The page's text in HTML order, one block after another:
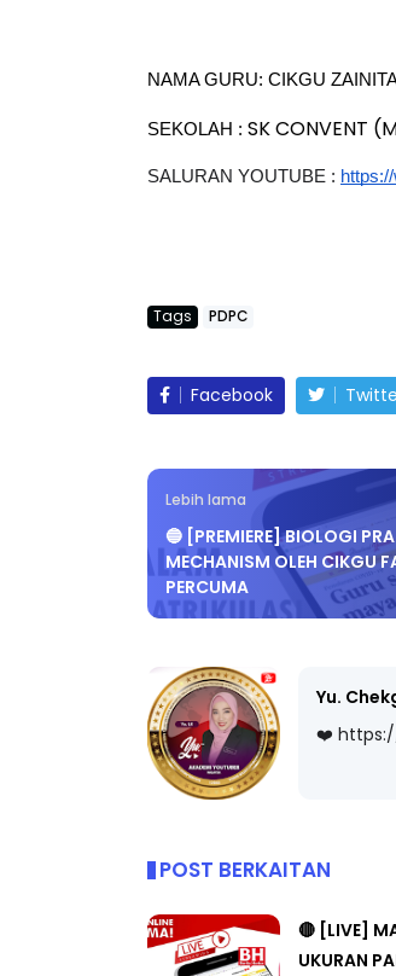
NAMA GURU: CIKGU
SEKOLAH : SK CONVENT
SALURAN YOUTUBE :
Tags PDPC
Facebook
Lebih lama
🔵 [PREMIERE] BIOLOGI
MECHANISM OLEH CIKGU
PERCUMA
Yu.
❤️
POST BERKAITAN
🔴 [LIVE]
UKURAN
PROFESIONAL 8 :
KETUA PENGARAH
MALAYSIA
9 hari yang lalu